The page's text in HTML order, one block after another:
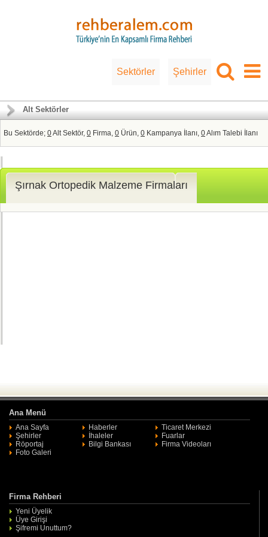
Sektörler Şehirler
Alt Sektörler
Bu Sektörde; 0Alt Sektör, 0 Firma, 0 Ürün, 0 Kampanya İlanı, 0Alım Talebi İlanı
Şırnak Ortopedik Malzeme Firmaları
Ana Menü
Ana Sayfa Haberler
Ticaret Merkezi
Şehirler
İhaleler
Fuarlar
Röportaj
Bilgi Bankası
Firma Videoları
Foto Galeri
Firma Rehberi
Yeni Üyelik
Üye Girişi
Şifremi Unuttum?